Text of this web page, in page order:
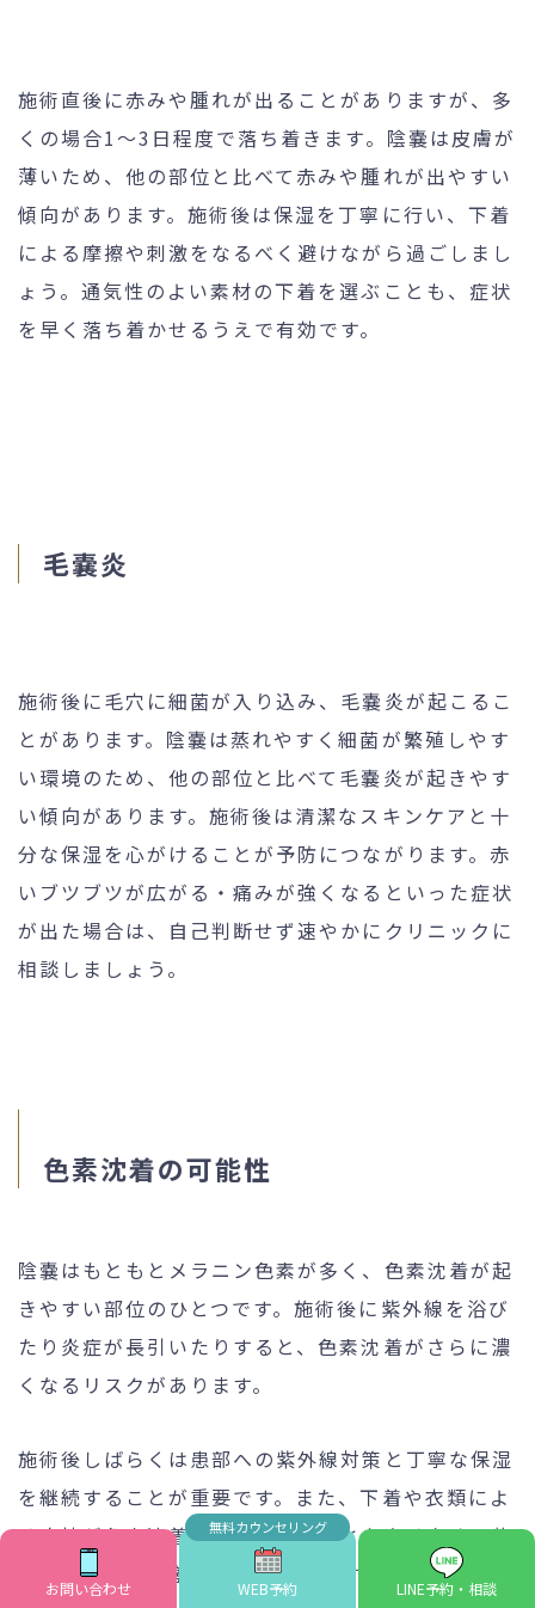
お問い合わせ WEB予約 LINE予約・相談
施術直後に赤みや腫れが出ることがありますが、多
くの場合1〜3日程度で落ち着きます。陰嚢は皮膚が
薄いため、他の部位と比べて赤みや腫れが出やすい
傾向があります。施術後は保湿を丁寧に行い、下着
による摩擦や刺激をなるべく避けながら過ごしまし
ょう。通気性のよい素材の下着を選ぶことも、症状
を早く落ち着かせるうえで有効です。
毛嚢炎
施術後に毛穴に細菌が入り込み、毛嚢炎が起こるこ
とがあります。陰嚢は蒸れやすく細菌が繁殖しやす
い環境のため、他の部位と比べて毛嚢炎が起きやす
い傾向があります。施術後は清潔なスキンケアと十
分な保湿を心がけることが予防につながります。赤
いブツブツが広がる・痛みが強くなるといった症状
が出た場合は、自己判断せず速やかにクリニックに
相談しましょう。
色素沈着の可能性
陰嚢はもともとメラニン色素が多く、色素沈着が起
きやすい部位のひとつです。施術後に紫外線を浴び
たり炎症が長引いたりすると、色素沈着がさらに濃
くなるリスクがあります。
施術後しばらくは患部への紫外線対策と丁寧な保湿
を継続することが重要です。また、下着や衣類によ
る摩擦が色素沈着を悪化させることもあるため、施
術後は肌への刺激をなるべく減らすことを意識しま